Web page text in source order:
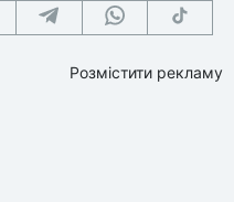
Розмістити рекламу